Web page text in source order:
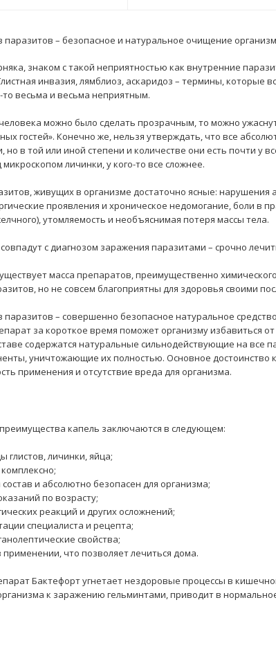
паразитов – безопасное и натуральное очищение
знаком с такой неприятностью как внутренние
инвазия, лямблиоз, аскаридоз – термины, которые
то весьма и весьма неприятным.
можно было сделать прозрачным, то можно
гостей». Конечно же, нельзя утверждать, что все
в той или иной степени и количестве они есть почти у
личинки, у кого-то все сложнее.
живущих в организме достаточно ясные: нарушения
проявления и хроническое недомогание, боли в
утомляемость и необъяснимая потеря массы тела.
с диагнозом заражения паразитами – срочно
масса препаратов, преимущественно
но не совсем благоприятны для здоровья своими
паразитов – совершенно безопасное натуральное
за короткое время поможет организму избавиться от
содержатся натуральные сильнодействующие на все
уничтожающие их полностью. Основное достоинство
применения и отсутствие вреда для организма.
капель заключаются в следующем:
глистов, личинки, яйца;
и абсолютно безопасен для организма;
по возрасту;
реакций и других осложнений;
специалиста и рецепта;
свойства;
что позволяет лечиться дома.
Бактефорт угнетает нездоровые процессы в
к заражению гельминтами, приводит в